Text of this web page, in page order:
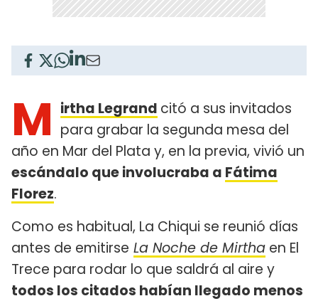
M irtha Legrand citó a sus invitados
para grabar la segunda mesa del
año en Mar del Plata y, en la previa, vivió un
escándalo que involucraba a Fátima
Florez.
Como es habitual, La Chiqui se reunió días
antes de emitirse La Noche de Mirtha en El
Trece para rodar lo que saldrá al aire y
todos los citados habían llegado menos